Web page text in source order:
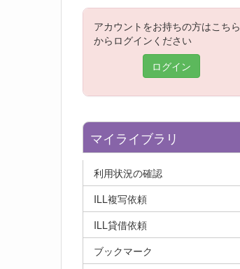
アカウントをお持ちの方はこちら
からログインください
ログイン
マイライブラリ
利用状況の確認
ILL複写依頼
ILL貸借依頼
ブックマーク